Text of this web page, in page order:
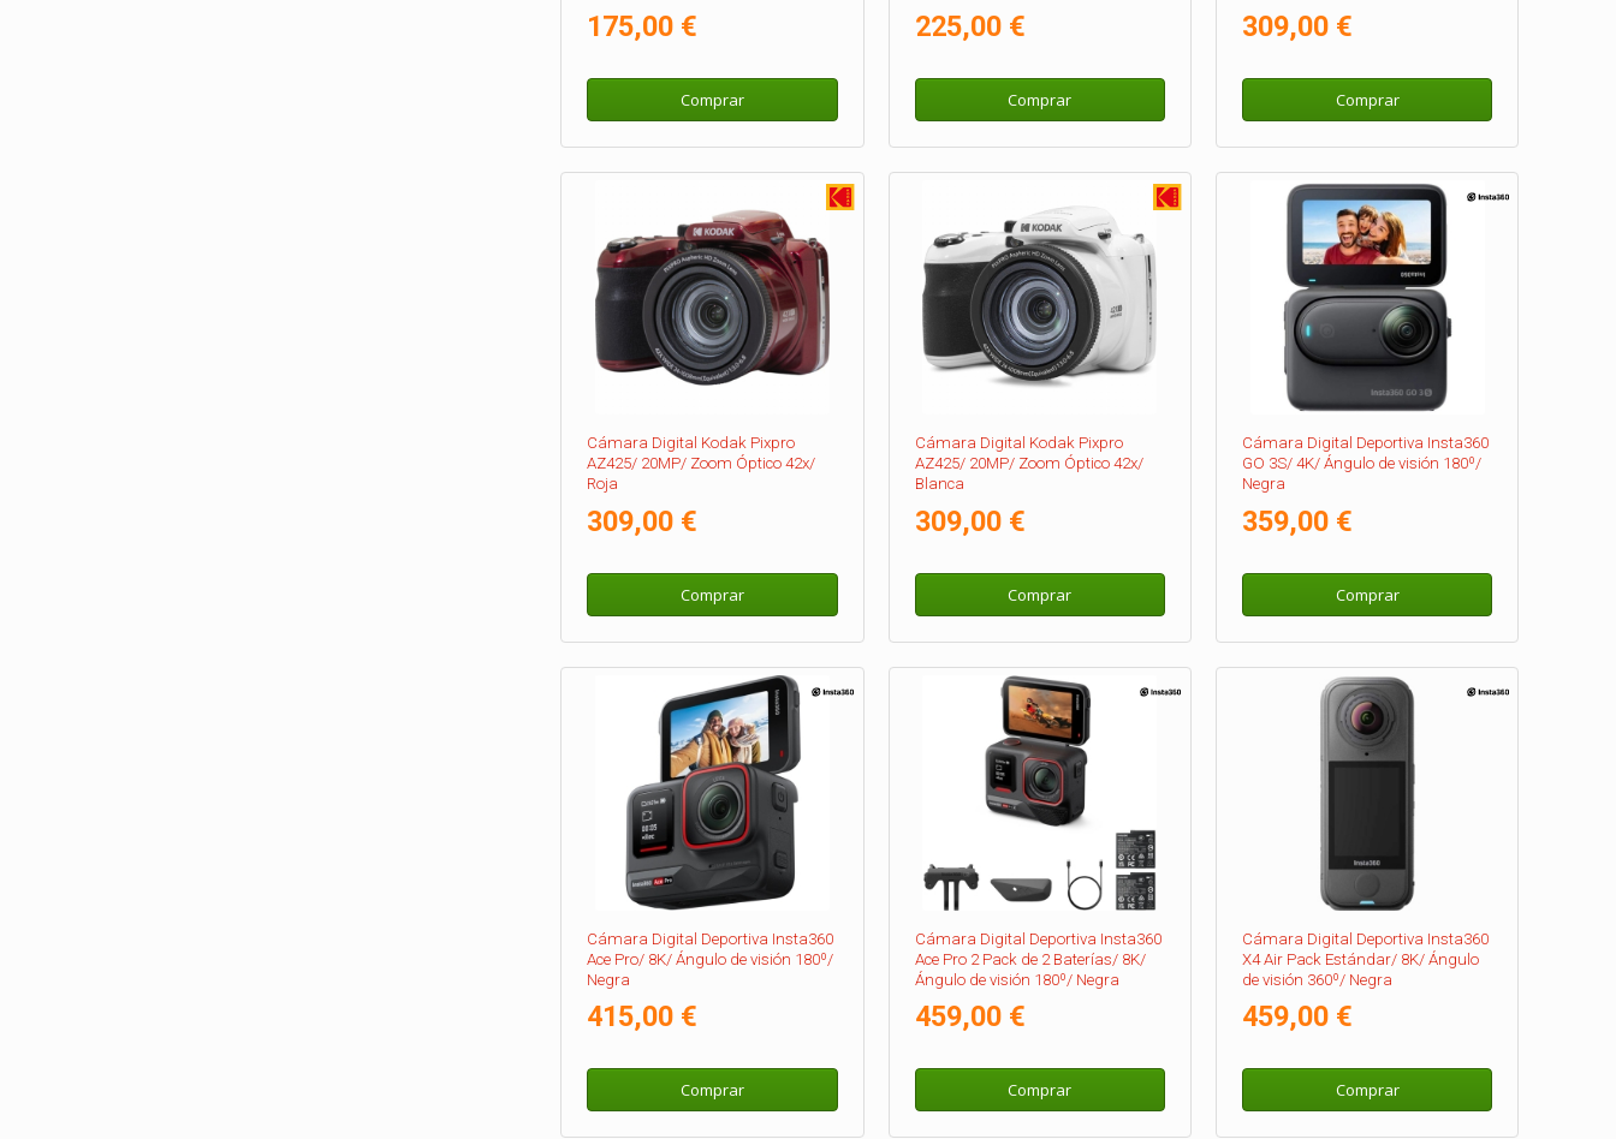
175,00 €
Comprar
225,00 €
Comprar
309,00 €
Comprar
Cámara Digital Kodak Pixpro
AZ425/ 20MP/ Zoom Óptico 42x/
Roja
309,00 €
Comprar
Cámara Digital Kodak Pixpro
AZ425/ 20MP/ Zoom Óptico 42x/
Blanca
309,00 €
Comprar
Cámara Digital Deportiva Insta360
GO 3S/ 4K/ Ángulo de visión 180º/
Negra
359,00 €
Comprar
Cámara Digital Deportiva Insta360
Ace Pro/ 8K/ Ángulo de visión 180º/
Negra
415,00 €
Comprar
Cámara Digital Deportiva Insta360
Ace Pro 2 Pack de 2 Baterías/ 8K/
Ángulo de visión 180º/ Negra
459,00 €
Comprar
Cámara Digital Deportiva Insta360
X4 Air Pack Estándar/ 8K/ Ángulo
de visión 360º/ Negra
459,00 €
Comprar